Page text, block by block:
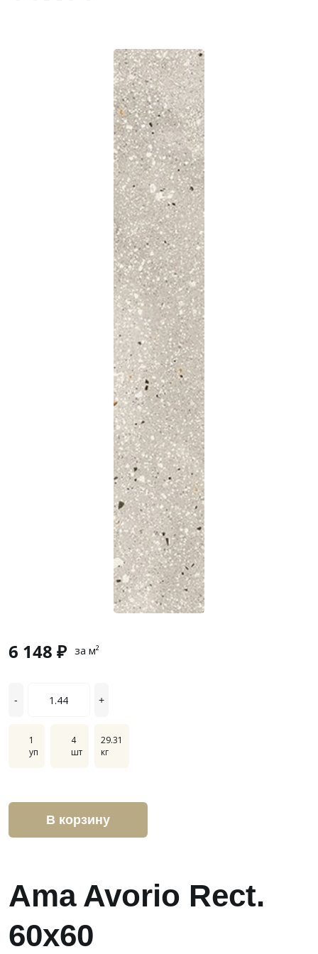
Ama Avorio Rect.
60х60
6 148 ₽ за м²
- +
1
уп
4
шт
29.31
кг
В корзину